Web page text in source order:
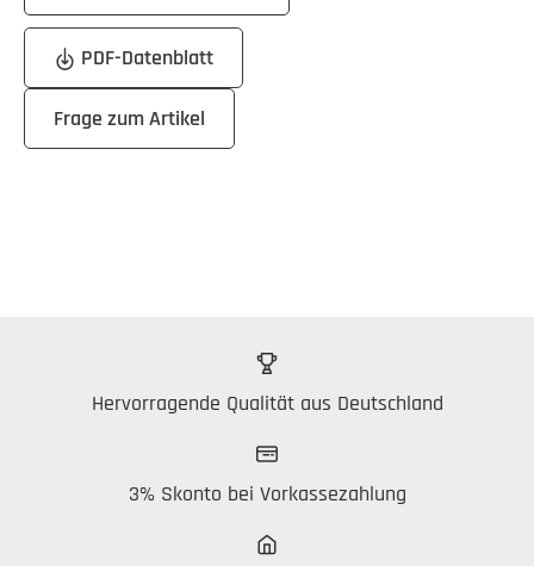
PDF-Datenblatt
Frage zum Artikel
Hervorragende Qualität aus Deutschland
3% Skonto bei Vorkassezahlung